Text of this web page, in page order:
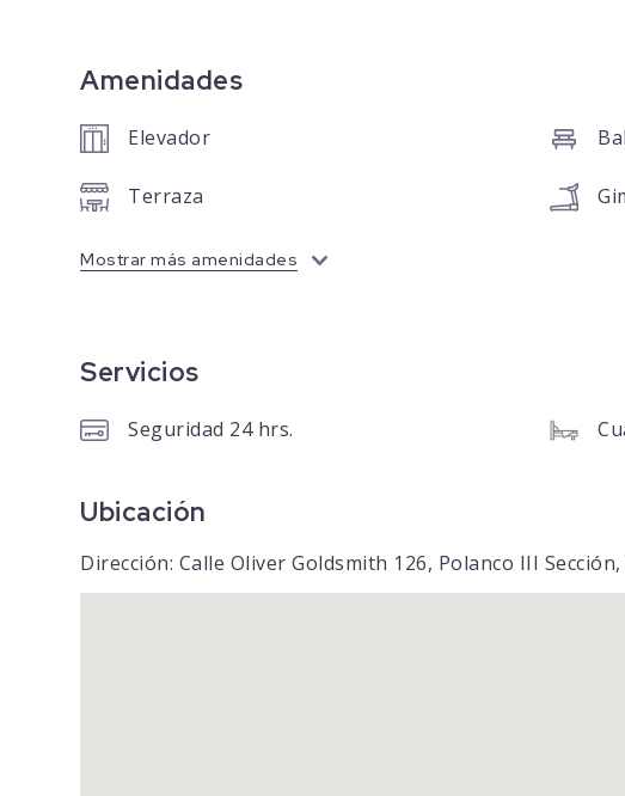
Amenidades
Elevador
Terraza
Mostrar más amenidades
Servicios
Seguridad 24 hrs.
Ubicación
Dirección: Calle Oliver Goldsmith 126, Polanco III